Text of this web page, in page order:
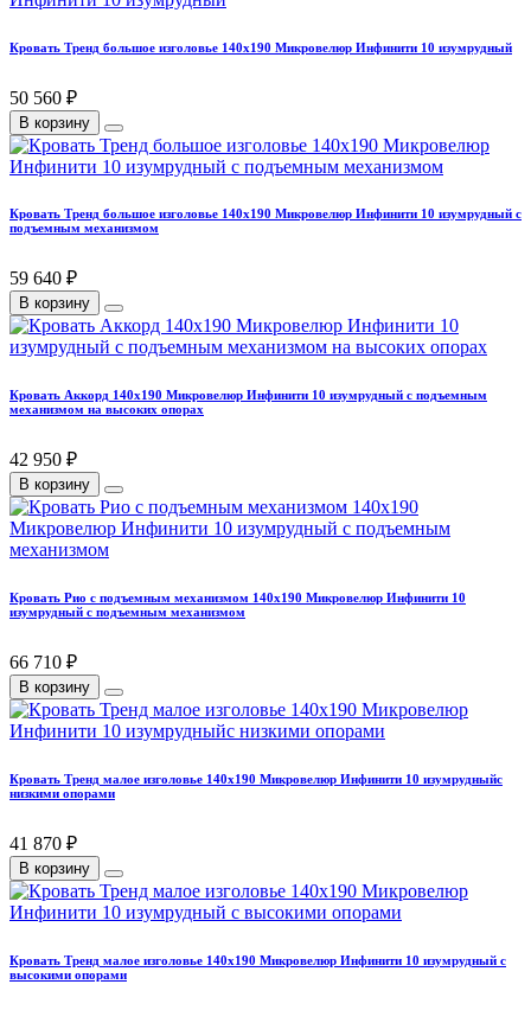
Кровать Тренд большое изголовье 140х190 Микровелюр Инфинити 10 изумрудный
50 560 ₽
В корзину
Кровать Тренд большое изголовье 140х190 Микровелюр Инфинити 10 изумрудный с
подъемным механизмом
59 640 ₽
В корзину
Кровать Аккорд 140х190 Микровелюр Инфинити 10 изумрудный с подъемным
механизмом на высоких опорах
42 950 ₽
В корзину
Кровать Рио с подъемным механизмом 140х190 Микровелюр Инфинити 10
изумрудный с подъемным механизмом
66 710 ₽
В корзину
Кровать Тренд малое изголовье 140х190 Микровелюр Инфинити 10 изумрудныйс
низкими опорами
41 870 ₽
В корзину
Кровать Тренд малое изголовье 140х190 Микровелюр Инфинити 10 изумрудный с
высокими опорами